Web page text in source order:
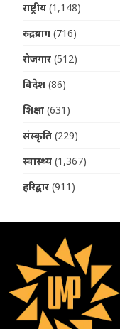
राष्ट्रीय (1,148)
रुद्रप्रयाग (716)
रोजगार (512)
विदेश (86)
शिक्षा (631)
संस्कृति (229)
स्वास्थ्य (1,367)
हरिद्वार (911)